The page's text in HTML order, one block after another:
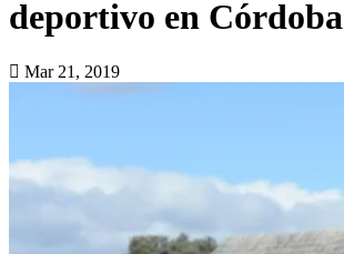
deportivo en Córdoba
Mar 21, 2019